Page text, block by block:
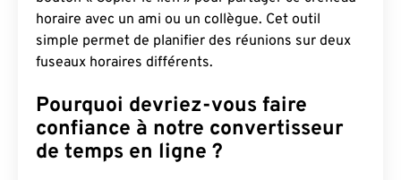
horaire avec un ami ou un collègue. Cet outil
simple permet de planifier des réunions sur deux
fuseaux horaires différents.
Pourquoi devriez-vous faire
confiance à notre convertisseur
de temps en ligne ?